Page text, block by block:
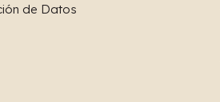
de Datos